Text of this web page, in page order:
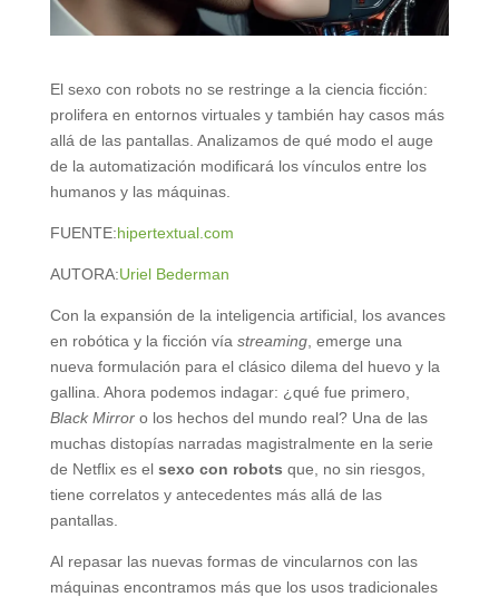
El sexo con robots no se restringe a la ciencia ficción:
prolifera en entornos virtuales y también hay casos más
allá de las pantallas. Analizamos de qué modo el auge
de la automatización modificará los vínculos entre los
humanos y las máquinas.
FUENTE:hipertextual.com
AUTORA:Uriel Bederman
Con la expansión de la inteligencia artificial, los avances
en robótica y la ficción vía streaming, emerge una
nueva formulación para el clásico dilema del huevo y la
gallina. Ahora podemos indagar: ¿qué fue primero,
Black Mirror o los hechos del mundo real? Una de las
muchas distopías narradas magistralmente en la serie
de Netflix es el sexo con robots que, no sin riesgos,
tiene correlatos y antecedentes más allá de las
pantallas.
Al repasar las nuevas formas de vincularnos con las
máquinas encontramos más que los usos tradicionales